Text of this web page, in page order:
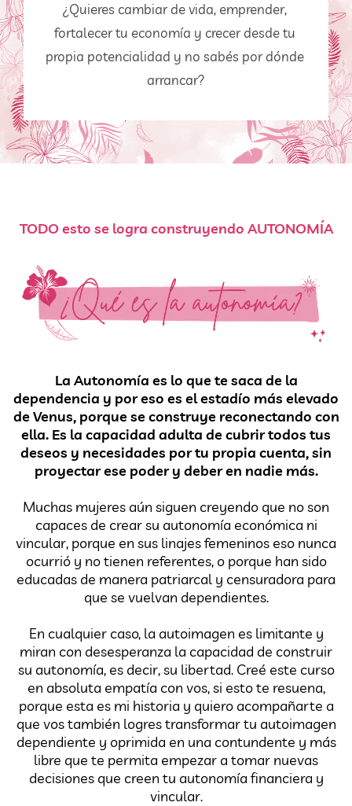
¿Quieres cambiar de vida, emprender,
fortalecer tu economía y crecer desde tu
propia potencialidad y no sabés por dónde
arrancar?
TODO esto se logra construyendo AUTONOMÍA
La Autonomía es lo que te saca de la
dependencia y por eso es el estadío más elevado
de Venus, porque se construye reconectando con
ella. Es la capacidad adulta de cubrir todos tus
deseos y necesidades por tu propia cuenta, sin
proyectar ese poder y deber en nadie más.
Muchas mujeres aún siguen creyendo que no son
capaces de crear su autonomía económica ni
vincular, porque en sus linajes femeninos eso nunca
ocurrió y no tienen referentes, o porque han sido
educadas de manera patriarcal y censuradora para
que se vuelvan dependientes.
En cualquier caso, la autoimagen es limitante y
miran con desesperanza la capacidad de construir
su autonomía, es decir, su libertad. Creé este curso
en absoluta empatía con vos, si esto te resuena,
porque esta es mi historia y quiero acompañarte a
que vos también logres transformar tu autoimagen
dependiente y oprimida en una contundente y más
libre que te permita empezar a tomar nuevas
decisiones que creen tu autonomía financiera y
vincular.